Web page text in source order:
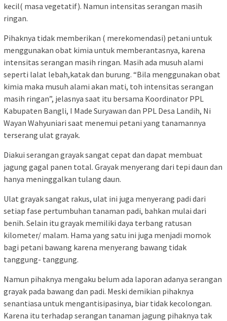
kecil( masa vegetatif). Namun intensitas serangan masih
ringan.
Pihaknya tidak memberikan ( merekomendasi) petani untuk
menggunakan obat kimia untuk memberantasnya, karena
intensitas serangan masih ringan. Masih ada musuh alami
seperti lalat lebah,katak dan burung. “Bila menggunakan obat
kimia maka musuh alami akan mati, toh intensitas serangan
masih ringan”, jelasnya saat itu bersama Koordinator PPL
Kabupaten Bangli, I Made Suryawan dan PPL Desa Landih, Ni
Wayan Wahyuniari saat menemui petani yang tanamannya
terserang ulat grayak.
Diakui serangan grayak sangat cepat dan dapat membuat
jagung gagal panen total. Grayak menyerang dari tepi daun dan
hanya meninggalkan tulang daun.
Ulat grayak sangat rakus, ulat ini juga menyerang padi dari
setiap fase pertumbuhan tanaman padi, bahkan mulai dari
benih. Selain itu grayak memiliki daya terbang ratusan
kilometer/ malam. Hama yang satu ini juga menjadi momok
bagi petani bawang karena menyerang bawang tidak
tanggung- tanggung.
Namun pihaknya mengaku belum ada laporan adanya serangan
grayak pada bawang dan padi. Meski demikian pihaknya
senantiasa untuk mengantisipasinya, biar tidak kecolongan.
Karena itu terhadap serangan tanaman jagung pihaknya tak